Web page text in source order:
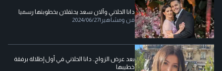
دانا الحلاني وآلان سعد يحتفلان بخطوبتها رسميا
فن ومشاهير |
2024/06/27
بعد عرض الزواج.. دانا الحلاني في أول إطلالة برفقة
خطيبها